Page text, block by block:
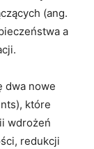
(ang.
a
dwa nowe
które
wdrożeń
redukcji